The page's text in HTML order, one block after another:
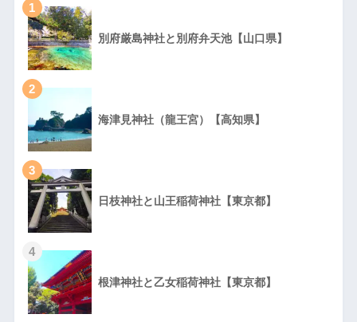
1
別府厳島神社と別府弁天池【山口県】
2
海津見神社（龍王宮）【高知県】
3
日枝神社と山王稲荷神社【東京都】
4
根津神社と乙女稲荷神社【東京都】